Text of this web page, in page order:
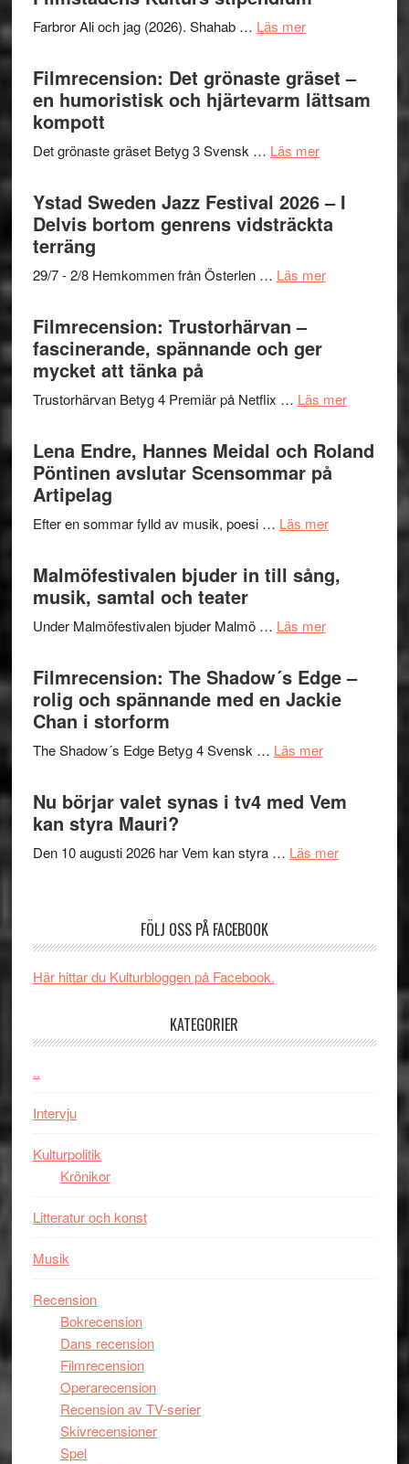
to
Believe
Vrach
Frankenshtey
med
Mulder
och
Dana
presenterar
19
titlar
i
Farbror Ali och jag (2026). Shahab … Läs merom
Shahab
Mehrabi
till
Kulturs
Filmrecension: Det grönaste gräset –
en humoristisk och hjärtevarm lättsam
kompott
Det grönaste gräset Betyg 3 Svensk … Läs merom
Det
grönaste
gräset
en
hjärtevarm
Ystad Sweden Jazz Festival 2026 – I
Delvis bortom genrens vidsträckta
terräng
29/7 - 2/8 Hemkommen från Österlen … Läs merom
–
Delvis
bortom
terräng
Filmrecension: Trustorhärvan –
fascinerande, spännande och ger
mycket att tänka på
Trustorhärvan Betyg 4 Premiär på Netflix … Läs merom
–
Lena Endre, Hannes Meidal och Roland
Pöntinen avslutar Scensommar på
Artipelag
Efter en sommar fylld av musik, poesi … Läs merom
Hannes
Pöntinen
avslutar
Malmöfestivalen bjuder in till sång,
musik, samtal och teater
Under Malmöfestivalen bjuder Malmö … Läs merom
in
till
och
Filmrecension: The Shadow´s Edge –
rolig och spännande med en Jackie
Chan i storform
The Shadow´s Edge Betyg 4 Svensk … Läs merom
Shadow
Edge
spännande
Nu börjar valet synas i tv4 med Vem
kan styra Mauri?
Den 10 augusti 2026 har Vem kan styra … Läs merom
kan
FÖLJ OSS PÅ FACEBOOK
Här hittar du Kulturbloggen på Facebook.
KATEGORIER
..
Intervju
Kulturpolitik
Krönikor
Litteratur och konst
Musik
Recension
Bokrecension
Dans recension
Filmrecension
Operarecension
Recension av TV-serier
Skivrecensioner
Spel